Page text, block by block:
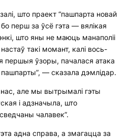
што праект “пашпарта новай
перш за ўсё гэта — вялікая
што яны не маюць манаполіі
такі момант, калі вось-
першыя ўзоры, пачалася атака
пашпарты”, — сказала дэмлідар.
але мы вытрымалі гэты
і адзначыла, што
чалавек”.
адна справа, а змагацца за